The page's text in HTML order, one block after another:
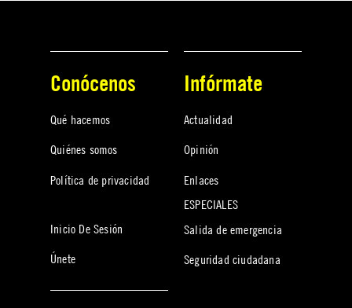
Conócenos
Qué hacemos
Quiénes somos
Política de privacidad
Inicio De Sesión
Únete
Infórmate
Actualidad
Opinión
Enlaces
ESPECIALES
Salida de emergencia
Seguridad ciudadana